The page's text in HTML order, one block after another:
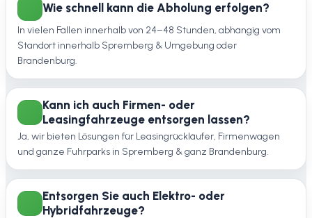
Wie schnell kann die Abholung erfolgen?
In vielen Fällen innerhalb von 24–48 Stunden, abhängig vom
Standort innerhalb Spremberg & Umgebung oder
Brandenburg.
Kann ich auch Firmen- oder
Leasingfahrzeuge entsorgen lassen?
Ja, wir bieten Lösungen für Leasingrückläufer, Firmenwagen
und ganze Fuhrparks in Spremberg & ganz Brandenburg.
Entsorgen Sie auch Elektro- oder
Hybridfahrzeuge?